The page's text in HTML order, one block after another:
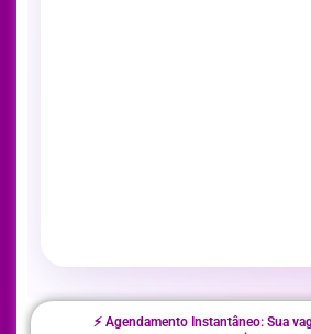
⚡ Agendamento Instantâneo: Sua